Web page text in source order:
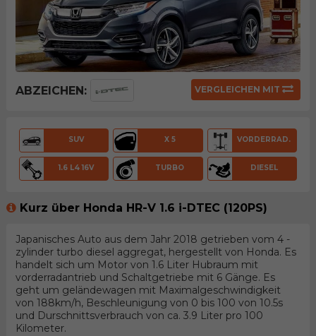
ABZEICHEN: VERGLEICHEN MIT
SUV X 5 VORDERRAD.
1.6 L4 16V TURBO DIESEL
Kurz über Honda HR-V 1.6 i-DTEC (120PS)
Japanisches Auto aus dem Jahr 2018 getrieben vom 4 -
zylinder turbo diesel aggregat, hergestellt von Honda. Es
handelt sich um Motor von 1.6 Liter Hubraum mit
vorderradantrieb und Schaltgetriebe mit 6 Gänge. Es
geht um geländewagen mit Maximalgeschwindigkeit
von 188km/h, Beschleunigung von 0 bis 100 von 10.5s
und Durschnittsverbrauch von ca. 3.9 Liter pro 100
Kilometer.